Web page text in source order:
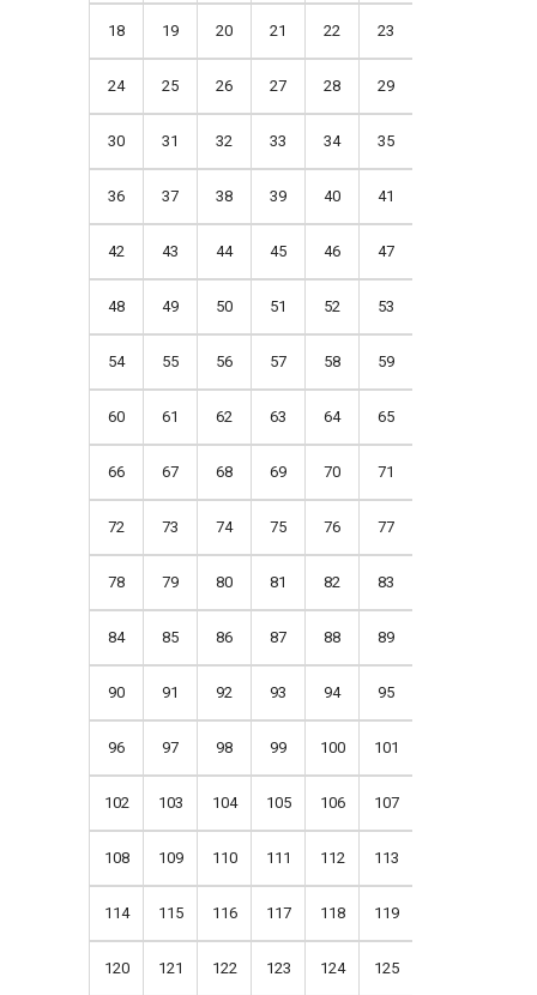
18 19 20 21 22 23
24 25 26 27 28 29
30 31 32 33 34 35
36 37 38 39 40 41
42 43 44 45 46 47
48 49 50 51 52 53
54 55 56 57 58 59
60 61 62 63 64 65
66 67 68 69 70 71
72 73 74 75 76 77
78 79 80 81 82 83
84 85 86 87 88 89
90 91 92 93 94 95
96 97 98 99 100 101
102 103 104 105 106 107
108 109 110 111 112 113
114 115 116 117 118 119
120 121 122 123 124 125